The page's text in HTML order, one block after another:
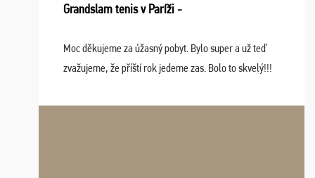
Grandslam tenis v Paríži -
Moc děkujeme za úžasný pobyt. Bylo super a už teď
zvažujeme, že příští rok jedeme zas. Bolo to skvelý!!!